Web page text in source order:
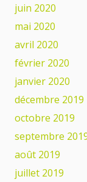
juin 2020
mai 2020
avril 2020
février 2020
janvier 2020
décembre 2019
octobre 2019
septembre
août 2019
juillet 2019